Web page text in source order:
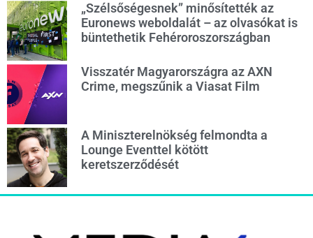
„Szélsőségesnek” minősítették az
Euronews weboldalát – az olvasókat is
büntethetik Fehéroroszországban
Visszatér Magyarországra az AXN
Crime, megszűnik a Viasat Film
A Miniszterelnökség felmondta a
Lounge Eventtel kötött
keretszerződését